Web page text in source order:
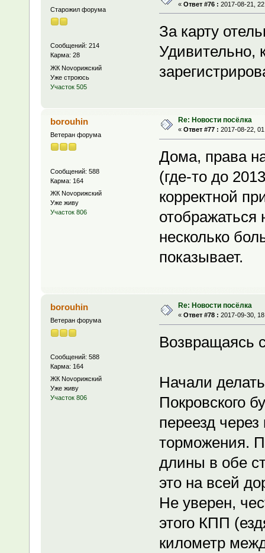
Старожил форума
Сообщений: 214
Карма: 28
ЖК Novoрижский
Уже строюсь
Участок 505
« Ответ #76 : 2017-08-21,
За карту
Удивительно,
borouhin
Ветеран форума
Сообщений: 588
Карма: 164
ЖК Novoрижский
Уже живу
Участок 806
Re: Новости посёлка
« Ответ #77 : 2017-08-22,
Дома, права
(где-то до
корректной
отображаться
несколько
показывает.
borouhin
Ветеран форума
Сообщений: 588
Карма: 164
ЖК Novoрижский
Уже живу
Участок 806
Re: Новости посёлка
« Ответ #78 : 2017-09-30,
Возвращаясь
Начали
Покровского
переезд
торможения.
длины в обе
это на всей
Не уверен,
этого КПП
километр